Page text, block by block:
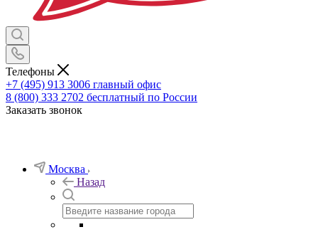
Телефоны
+7 (495) 913 3006 главный офис
8 (800) 333 2702 бесплатный по России
Заказать звонок
Москва
Назад